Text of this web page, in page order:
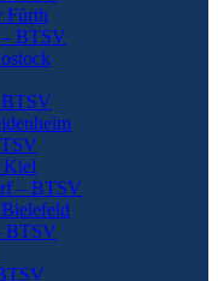
Fürth
– BTSV
BTSV
Kiel
– BTSV
BTSV